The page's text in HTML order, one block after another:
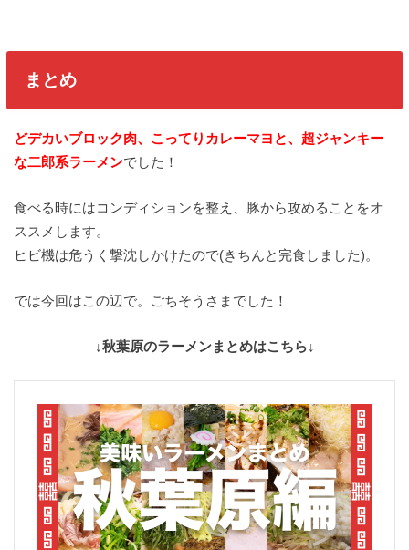
まとめ
どデカいブロック肉、こってりカレーマヨと、超ジャンキー
な二郎系ラーメンでした！
食べる時にはコンディションを整え、豚から攻めることをオ
ススメします。
ヒビ機は危うく撃沈しかけたので(きちんと完食しました)。
では今回はこの辺で。ごちそうさまでした！
↓秋葉原のラーメンまとめはこちら↓